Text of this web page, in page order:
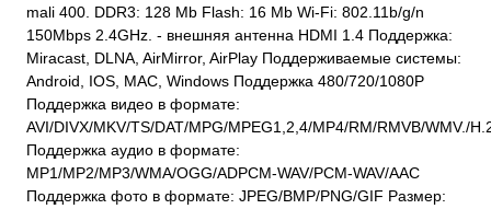
mali 400. DDR3: 128 Mb Flash: 16 Mb Wi-Fi: 802.11b/g/n
150Mbps 2.4GHz. - внешняя антенна HDMI 1.4 Поддержка:
Miracast, DLNA, AirMirror, AirPlay Поддерживаемые системы:
Android, IOS, MAC, Windows Поддержка 480/720/1080P
Поддержка видео в формате:
AVI/DIVX/MKV/TS/DAT/MPG/MPEG1,2,4/MP4/RM/RMVB/WMV./
Поддержка аудио в формате:
MP1/MP2/MP3/WMA/OGG/ADPCM-WAV/PCM-WAV/AAC
Поддержка фото в формате: JPEG/BMP/PNG/GIF Размер: